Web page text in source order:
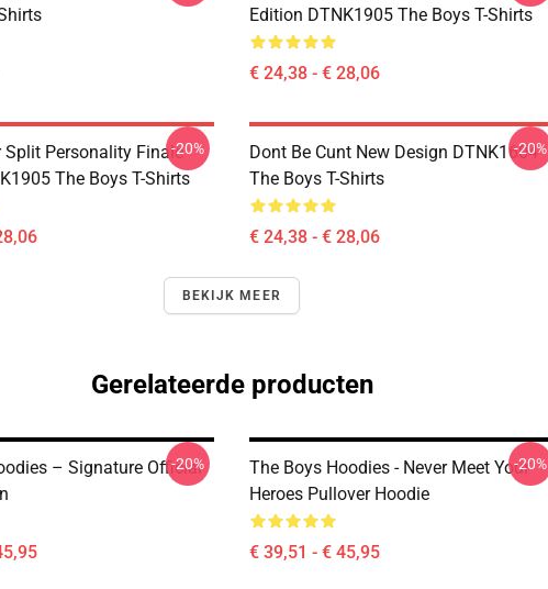
Edition DTNK1905 The Boys T-Shirts
€ 24,38 - € 28,06
Split Personality Finale
The Boys T-Shirts
-20%
Dont Be Cunt New Design DTNK1604
The Boys T-Shirts
€ 24,38 - € 28,06
-20%
BEKIJK MEER
Gerelateerde producten
– Signature Official
-20%
The Boys Hoodies - Never Meet Your
Heroes Pullover Hoodie
€ 39,51 - € 45,95
-20%